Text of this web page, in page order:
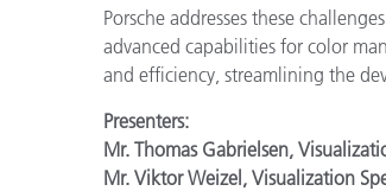
Porsche addresses these
advanced capabilities for color
and efficiency, streamlining the
Presenters:
Mr. Thomas Gabrielsen,
Mr. Viktor Weizel, Visualization